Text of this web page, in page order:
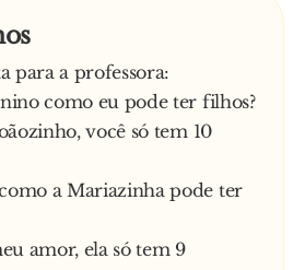
para a professora:
como eu pode ter filhos?
você só tem 10
a Mariazinha pode ter
amor, ela só tem 9